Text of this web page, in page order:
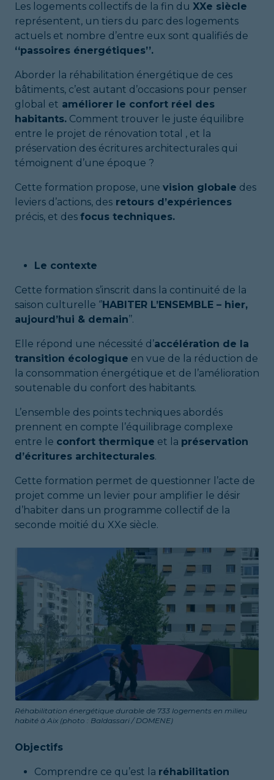
Les logements collectifs de la fin du XXe siècle
représentent, un tiers du parc des logements
actuels et nombre d’entre eux sont qualifiés de
‘‘passoires énergétiques’’.
Aborder la réhabilitation énergétique de ces
bâtiments, c’est autant d’occasions pour penser
global et améliorer le confort réel des
habitants. Comment trouver le juste équilibre
entre le projet de rénovation total , et la
préservation des écritures architecturales qui
témoignent d’une époque ?
Cette formation propose, une vision globale des
leviers d’actions, des retours d’expériences
précis, et des focus techniques.
Le contexte
Cette formation s’inscrit dans la continuité de la
saison culturelle ‘’HABITER L’ENSEMBLE – hier,
aujourd’hui & demain’’.
Elle répond une nécessité d’accélération de la
transition écologique en vue de la réduction de
la consommation énergétique et de l’amélioration
soutenable du confort des habitants.
L’ensemble des points techniques abordés
prennent en compte l’équilibrage complexe
entre le confort thermique et la préservation
d’écritures architecturales.
Cette formation permet de questionner l’acte de
projet comme un levier pour amplifier le désir
d’habiter dans un programme collectif de la
seconde moitié du XXe siècle.
Réhabilitation énergétique durable de 733 logements en milieu
habité à Aix (photo : Baldassari / DOMENE)
Objectifs
Comprendre ce qu’est la réhabilitation